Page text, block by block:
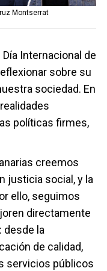
Montserrat
Internacional de
sobre su
sociedad. En
políticas firmes,
creemos
justicia social, y la
ello, seguimos
directamente
desde la
de calidad,
servicios públicos